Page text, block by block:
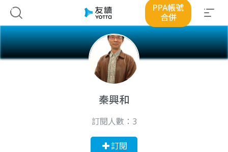
PPA帳號
合併
秦興和
訂閱人數： 3
訂閱